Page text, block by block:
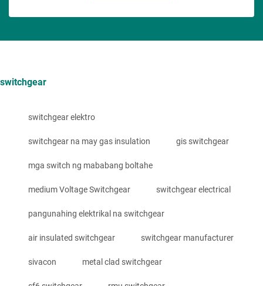
switchgear
switchgear elektro
switchgear na may gas insulation gis switchgear
mga switch ng mababang boltahe
medium Voltage Switchgear switchgear electrical
pangunahing elektrikal na switchgear
air insulated switchgear switchgear manufacturer
sivacon metal clad switchgear